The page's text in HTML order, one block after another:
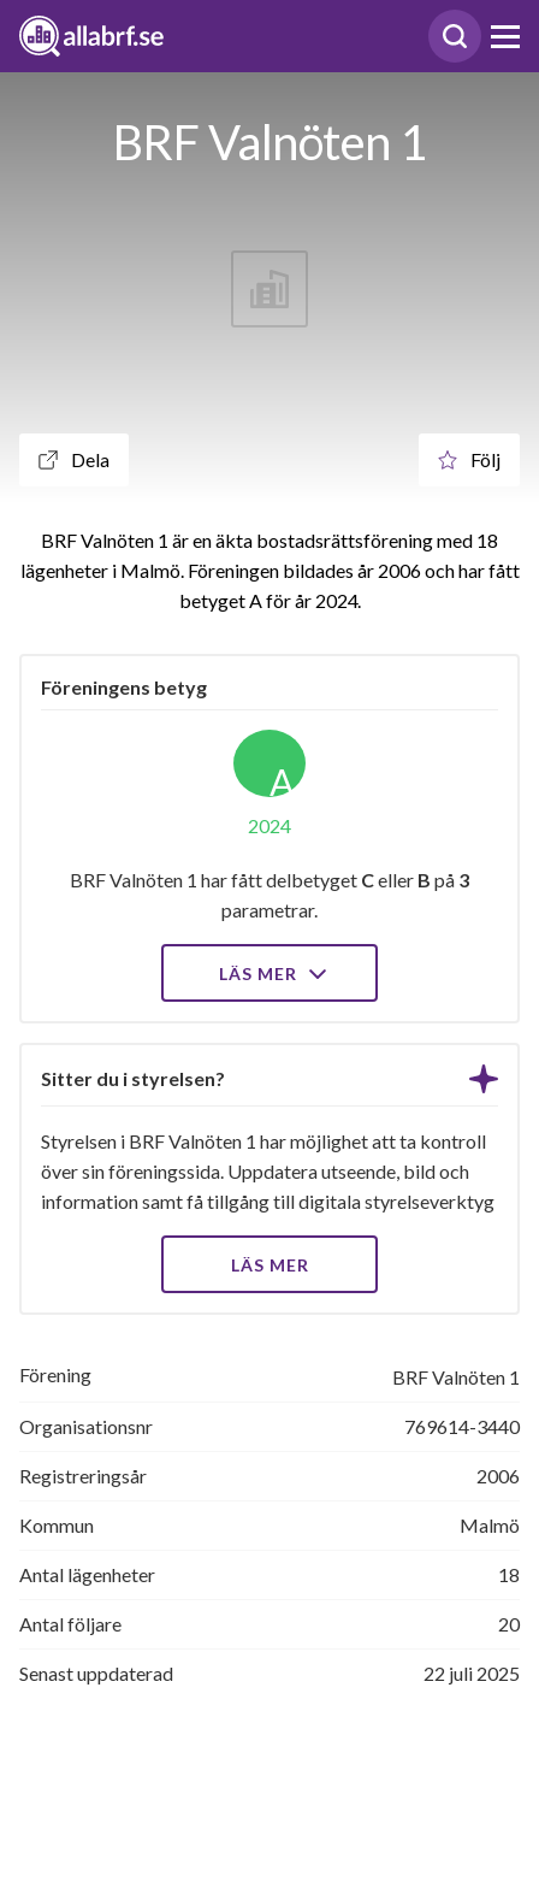
BRF Valnöten 1
Dela Följ
BRF Valnöten 1 är en äkta bostadsrättsförening med 18
lägenheter i Malmö. Föreningen bildades år 2006 och har fått
betyget A för år 2024
Föreningens betyg
A
2024
BRF Valnöten 1 har fått delbetyget Celler B på 3
parametrar.
LÄS MER
Sitter du i styrelsen?
Styrelsen i BRF Valnöten 1 har möjlighet att ta kontroll
över sin föreningssida. Uppdatera utseende, bild och
information samt få tillgång till digitala styrelseverktyg
LÄS MER
Förening BRF Valnöten 1
Organisationsnr 769614-3440
Registreringsår 2006
Kommun Malmö
Antal lägenheter 18
Antal följare 20
Senast uppdaterad 22 juli 2025